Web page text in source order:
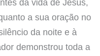
da vida de Jesus,
a sua oração no
da noite e à
demonstrou toda a